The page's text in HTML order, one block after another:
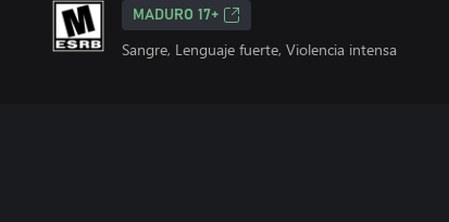
MADURO 17+
Sangre, Lenguaje fuerte, Violencia intensa